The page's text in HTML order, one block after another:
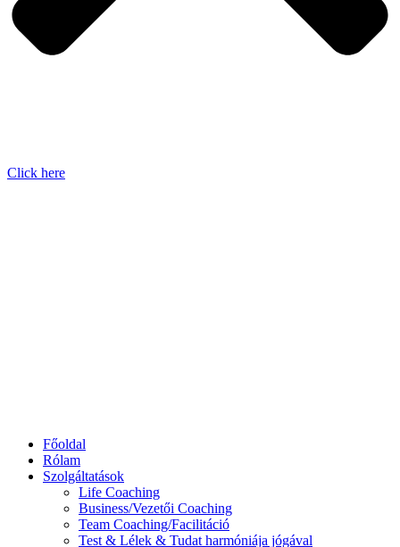
Click here
Főoldal
Rólam
Szolgáltatások
Life Coaching
Business/Vezetői Coaching
Team Coaching/Facilitáció
Test & Lélek & Tudat harmóniája jógával